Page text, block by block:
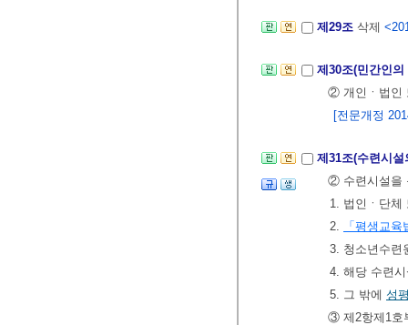
제29조 삭제
제30조(민간인
② 개인ㆍ법인
[전문개정
제31조(수련시
② 수련시설을
1. 법인ㆍ단체
2.
「평생교육
3. 청소년수련
4. 해당 수련
5. 그 밖에 성
③ 제2항제1호